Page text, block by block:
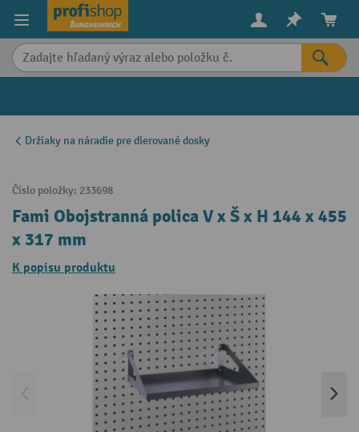
content
Držiaky na náradie pre dierované dosky
Číslo položky: 233698
Fami Obojstranná polica V x Š x H 144 x 455
x 317 mm
K popisu produktu